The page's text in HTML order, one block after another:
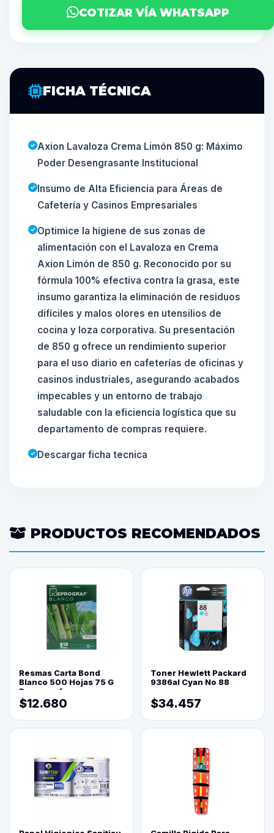
COTIZAR VÍA WHATSAPP
FICHA TÉCNICA
Axion Lavaloza Crema Limón 850 g: Máximo
Poder Desengrasante Institucional
Insumo de Alta Eficiencia para Áreas de
Cafetería y Casinos Empresariales
Optimice la higiene de sus zonas de
alimentación con el Lavaloza en Crema
Axion Limón de 850 g. Reconocido por su
fórmula 100% efectiva contra la grasa, este
insumo garantiza la eliminación de residuos
difíciles y malos olores en utensilios de
cocina y loza corporativa. Su presentación
de 850 g ofrece un rendimiento superior
para el uso diario en cafeterías de oficinas y
casinos industriales, asegurando acabados
impecables y un entorno de trabajo
saludable con la eficiencia logística que su
departamento de compras requiere.
Descargar ficha tecnica
PRODUCTOS RECOMENDADOS
Resmas Carta Bond
Blanco 500 Hojas 75 G
Reprograf.
$12.680
Toner Hewlett Packard
9386al Cyan No 88
$34.457